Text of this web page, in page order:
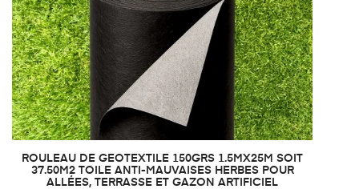
ROULEAU DE GEOTEXTILE 150GRS 1.5MX25M SOIT
37.50M2 TOILE ANTI-MAUVAISES HERBES POUR
ALLÉES, TERRASSE ET GAZON ARTIFICIEL